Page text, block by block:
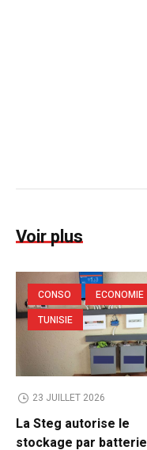
Voir plus
CONSO
ECONOMIE
TUNISIE
23 JUILLET 2026
La Steg autorise le
stockage par batterie